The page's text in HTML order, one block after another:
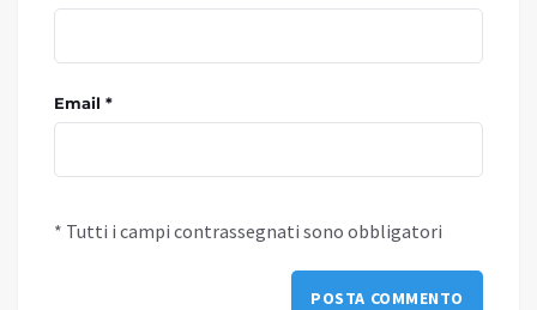
Email *
* Tutti i campi contrassegnati sono obbligatori